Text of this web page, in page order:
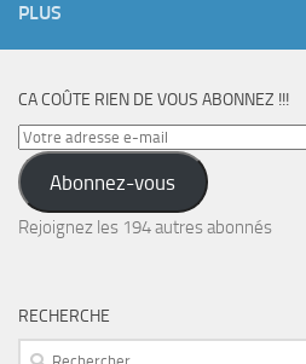
PLUS
CA COÛTE RIEN DE VOUS ABONNEZ !!!
Votre
adresse
e-
mail
Abonnez-vous
Rejoignez les 194 autres abonnés
RECHERCHE
Rechercher :